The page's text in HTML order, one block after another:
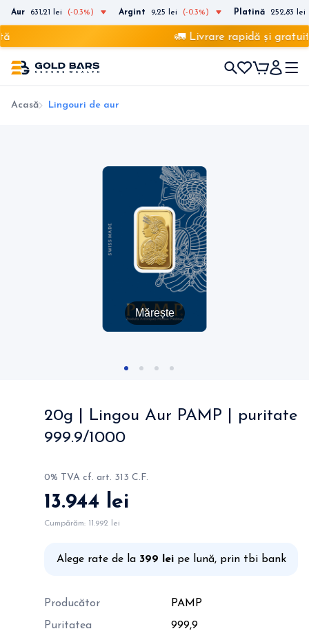
Aur 631,21 lei (-0.3%) Argint 9,25 lei (-0.3%) Platină 252,83 lei
🚛 Livrare rapidă și
Acasă Lingouri de aur
Mărește
20g | Lingou Aur PAMP | puritate
999.9/1000
0% TVA cf. art. 313 C.F.
13.944 lei
Cumpărăm: 11.992 lei
Alege rate de la 399 leipe lună, prin tbi bank
Producător
PAMP
Puritatea
999,9